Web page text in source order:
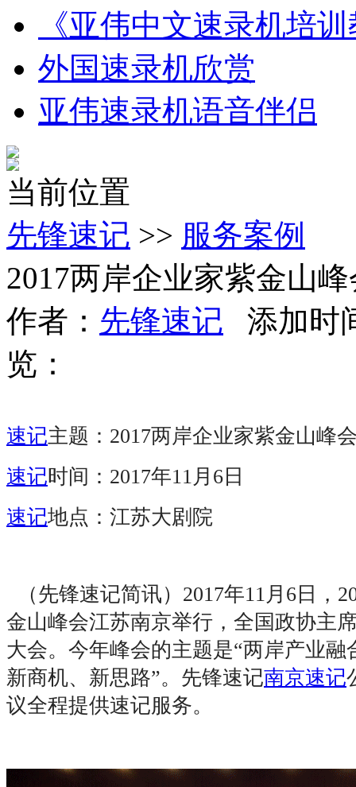
《亚伟中文速录机培
外国速录机欣赏
亚伟速录机语音伴侣
当前位置
先锋速记 >> 服务案例
2017两岸企业家紫金山
作者： 先锋速记 添加时
览：
速记主题：2017两岸企业家紫金山峰
速记时间：2017年11月6日
速记地点：江苏大剧院
（先锋速记简讯）2017年11月6日，
金山峰会江苏南京举行，全国政协主
大会。今年峰会的主题是“两岸产业融
新商机、新思路”。先锋速记南京速记
议全程提供速记服务。